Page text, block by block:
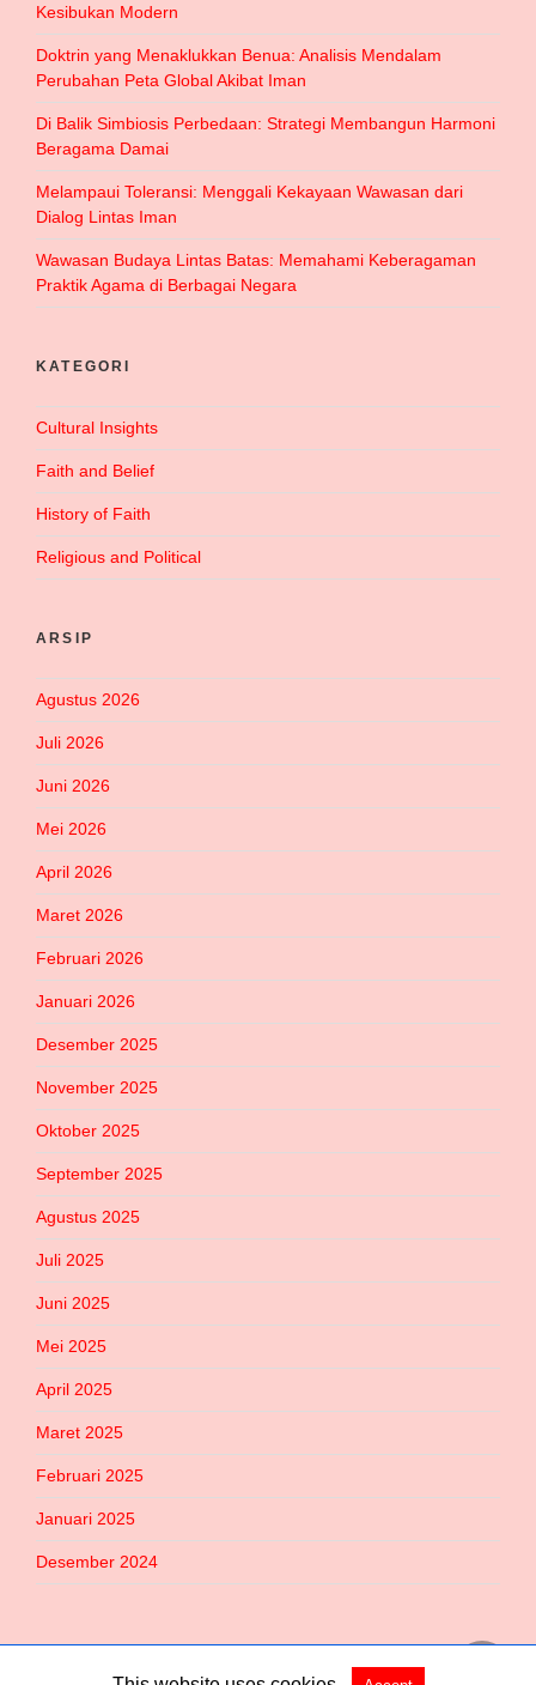
Kesibukan Modern
Doktrin yang Menaklukkan Benua: Analisis Mendalam
Perubahan Peta Global Akibat Iman
Di Balik Simbiosis Perbedaan: Strategi Membangun Harmoni
Beragama Damai
Melampaui Toleransi: Menggali Kekayaan Wawasan dari
Dialog Lintas Iman
Wawasan Budaya Lintas Batas: Memahami Keberagaman
Praktik Agama di Berbagai Negara
KATEGORI
Cultural Insights
Faith and Belief
History of Faith
Religious and Political
ARSIP
Agustus 2026
Juli 2026
Juni 2026
Mei 2026
April 2026
Maret 2026
Februari 2026
Januari 2026
Desember 2025
November 2025
Oktober 2025
September 2025
Agustus 2025
Juli 2025
Juni 2025
Mei 2025
April 2025
Maret 2025
Februari 2025
Januari 2025
Desember 2024